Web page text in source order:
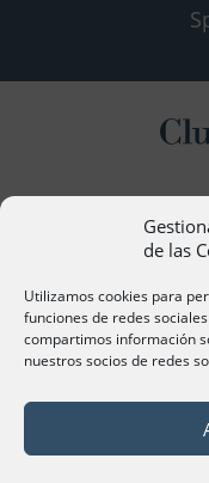
de las
Utilizamos cookies para
funciones de redes
compartimos información
nuestros socios de redes